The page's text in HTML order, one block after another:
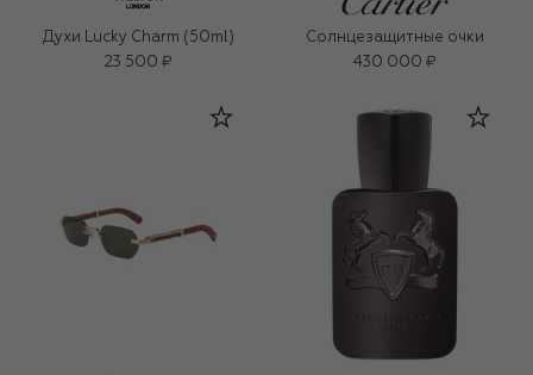
Духи Lucky Charm (50ml)
23 500 ₽
Солнцезащитные очки
430 000 ₽